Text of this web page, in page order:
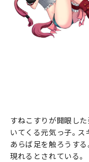
すねこすりが開眼し
いてくる元気っ子。
あらば足を触ろうす
現れるとされている。